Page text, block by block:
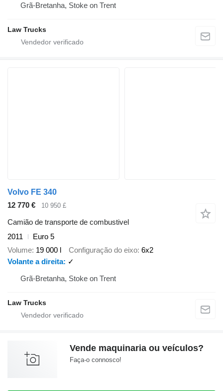
Grã-Bretanha, Stoke on Trent
Law Trucks
Volvo FE 340
12 770 €
10 950 £
Camião de transporte de combustivel
2011
Euro 5
Volume 19 000 l Configuração do eixo 6x2
Volante a direita
✓
Grã-Bretanha, Stoke on Trent
Law Trucks
Vende maquinaria ou veículos?
Faça-o connosco!